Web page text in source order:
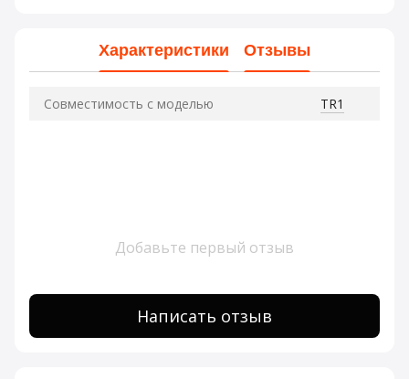
Характеристики Отзывы
Совместимость с моделью TR1
Добавьте первый отзыв
Написать отзыв